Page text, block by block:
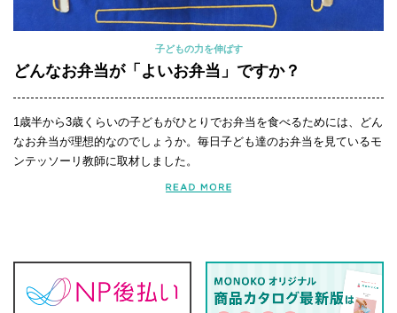
子どもの力を伸ばす
どんなお弁当が「よいお弁当」ですか？
1歳半から3歳くらいの子どもがひとりでお弁当を食べるためには、どん
なお弁当が理想的なのでしょうか。毎日子ども達のお弁当を見ているモ
ンテッソーリ教師に取材しました。